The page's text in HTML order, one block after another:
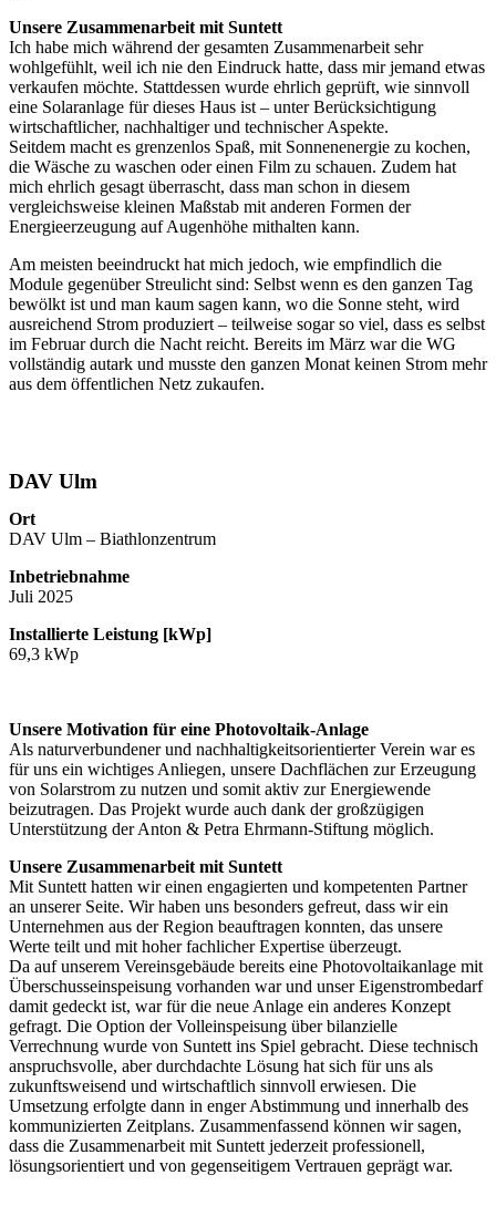
Unsere Zusammenarbeit mit Suntett
Ich habe mich während der gesamten Zusammenarbeit sehr
wohlgefühlt, weil ich nie den Eindruck hatte, dass mir jemand etwas
verkaufen möchte. Stattdessen wurde ehrlich geprüft, wie sinnvoll
eine Solaranlage für dieses Haus ist – unter Berücksichtigung
wirtschaftlicher, nachhaltiger und technischer Aspekte.
Seitdem macht es grenzenlos Spaß, mit Sonnenenergie zu kochen,
die Wäsche zu waschen oder einen Film zu schauen. Zudem hat
mich ehrlich gesagt überrascht, dass man schon in diesem
vergleichsweise kleinen Maßstab mit anderen Formen der
Energieerzeugung auf Augenhöhe mithalten kann.
Am meisten beeindruckt hat mich jedoch, wie empfindlich die
Module gegenüber Streulicht sind: Selbst wenn es den ganzen Tag
bewölkt ist und man kaum sagen kann, wo die Sonne steht, wird
ausreichend Strom produziert – teilweise sogar so viel, dass es selbst
im Februar durch die Nacht reicht. Bereits im März war die WG
vollständig autark und musste den ganzen Monat keinen Strom mehr
aus dem öffentlichen Netz zukaufen.
DAV Ulm
Ort
DAV Ulm – Biathlonzentrum
Inbetriebnahme
Juli 2025
Installierte Leistung [kWp]
69,3 kWp
Unsere Motivation für eine Photovoltaik-Anlage
Als naturverbundener und nachhaltigkeitsorientierter Verein war es
für uns ein wichtiges Anliegen, unsere Dachflächen zur Erzeugung
von Solarstrom zu nutzen und somit aktiv zur Energiewende
beizutragen. Das Projekt wurde auch dank der großzügigen
Unterstützung der Anton & Petra Ehrmann-Stiftung möglich.
Unsere Zusammenarbeit mit Suntett
Mit Suntett hatten wir einen engagierten und kompetenten Partner
an unserer Seite. Wir haben uns besonders gefreut, dass wir ein
Unternehmen aus der Region beauftragen konnten, das unsere
Werte teilt und mit hoher fachlicher Expertise überzeugt.
Da auf unserem Vereinsgebäude bereits eine Photovoltaikanlage mit
Überschusseinspeisung vorhanden war und unser Eigenstrombedarf
damit gedeckt ist, war für die neue Anlage ein anderes Konzept
gefragt. Die Option der Volleinspeisung über bilanzielle
Verrechnung wurde von Suntett ins Spiel gebracht. Diese technisch
anspruchsvolle, aber durchdachte Lösung hat sich für uns als
zukunftsweisend und wirtschaftlich sinnvoll erwiesen. Die
Umsetzung erfolgte dann in enger Abstimmung und innerhalb des
kommunizierten Zeitplans. Zusammenfassend können wir sagen,
dass die Zusammenarbeit mit Suntett jederzeit professionell,
lösungsorientiert und von gegenseitigem Vertrauen geprägt war.